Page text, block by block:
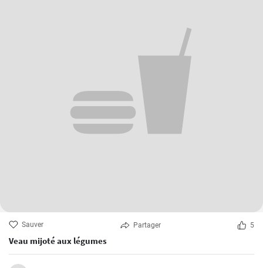
Sauver Partager 5
Veau mijoté aux légumes